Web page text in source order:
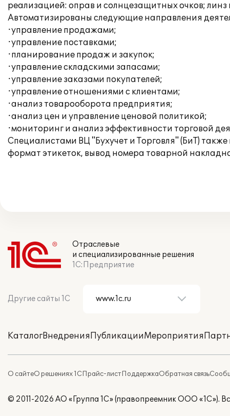
реализацией: оправ и солнцезащитных очков;
Автоматизированы следующие направления
·управление продажами;
·управление поставками;
·планирование продаж и закупок;
·управление складскими запасами;
·управление заказами покупателей;
·управление отношениями с клиентами;
·анализ товарооборота предприятия;
·анализ цен и управление ценовой политикой;
·мониторинг и анализ эффективности торговой
Специалистами ВЦ "Бухучет и Торговля" (БиТ)
формат этикеток, вывод номера товарной
Отраслевые
и специализированные решения
1С:Предприятие
Другие сайты 1С
КаталогВнедренияПубликацииМероприятия
О сайтеО решениях 1СПрайс-листПоддержкаОбратная связь
© 2011-2026 АО «Группа 1С» (правопреемник ООО «1С»).